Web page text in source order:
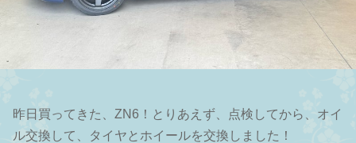
昨日買ってきた、ZN6！とりあえず、点検してから、オイ
ル交換して、タイヤとホイールを交換しました！